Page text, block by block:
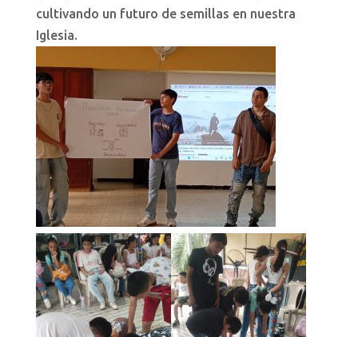
cultivando un futuro de semillas en nuestra
Iglesia.